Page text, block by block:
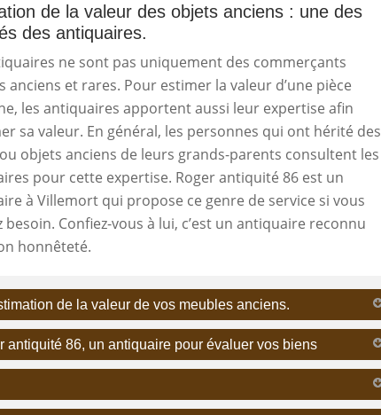
de la valeur des objets anciens : une des
des antiquaires.
ne sont pas uniquement des commerçants
anciens et rares. Pour estimer la valeur d’une pièce
les antiquaires apportent aussi leur expertise afin
sa valeur. En général, les personnes qui ont hérité des
objets anciens de leurs grands-parents consultent les
pour cette expertise. Roger antiquité 86 est un
à Villemort qui propose ce genre de service si vous
besoin. Confiez-vous à lui, c’est un antiquaire reconnu
honnêteté.
de la valeur de vos meubles anciens.
86, un antiquaire pour évaluer vos biens